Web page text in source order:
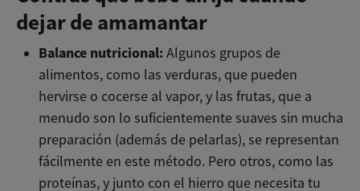
dejar de amamantar
Balance nutricional: Algunos grupos de
alimentos, como las verduras, que pueden
hervirse o cocerse al vapor, y las frutas, que a
menudo son lo suficientemente suaves sin mucha
preparación (además de pelarlas), se representan
fácilmente en este método. Pero otros, como las
proteínas, y junto con el hierro que necesita tu